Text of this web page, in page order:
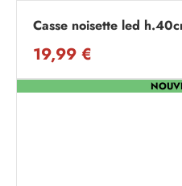
Casse noisette led
19,99 €